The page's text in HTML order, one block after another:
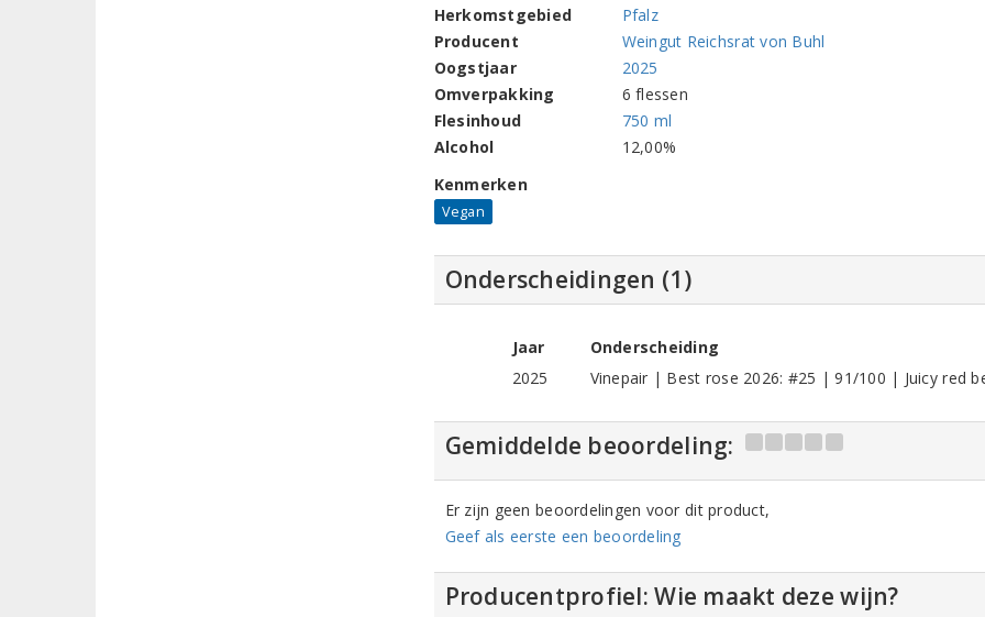
Herkomstgebied
Pfalz
Producent
Weingut Reichsrat von Buhl
Oogstjaar
2025
Omverpakking
6 flessen
Flesinhoud
750 ml
Alcohol
12,00%
Kenmerken
Vegan
Onderscheidingen (1)
Jaar
Onderscheiding
2025
Vinepair | Best rose 2026: #25 | 91/100 | Juicy red
Gemiddelde beoordeling:
Er zijn geen beoordelingen voor dit product,
Geef als eerste een beoordeling
Producentprofiel: Wie maakt deze wijn?